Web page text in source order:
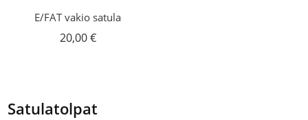
E/FAT vakio satula
20,00€
Satulatolpat